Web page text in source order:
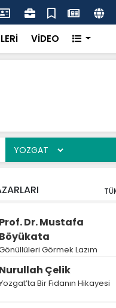
mesajı
VİDEO
Prof. Dr. Mustafa
Böyükata
Görmek Lazım
Nurullah Çelik
Bir Fidanın Hikayesi